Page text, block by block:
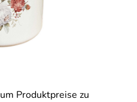
um Produktpreise zu